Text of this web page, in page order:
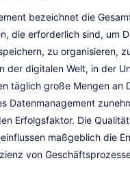
bezeichnet die
die erforderlich sind, um
zu organisieren,
der digitalen Welt, in der
täglich große Mengen an
Datenmanagement
Erfolgsfaktor. Die
maßgeblich die
von